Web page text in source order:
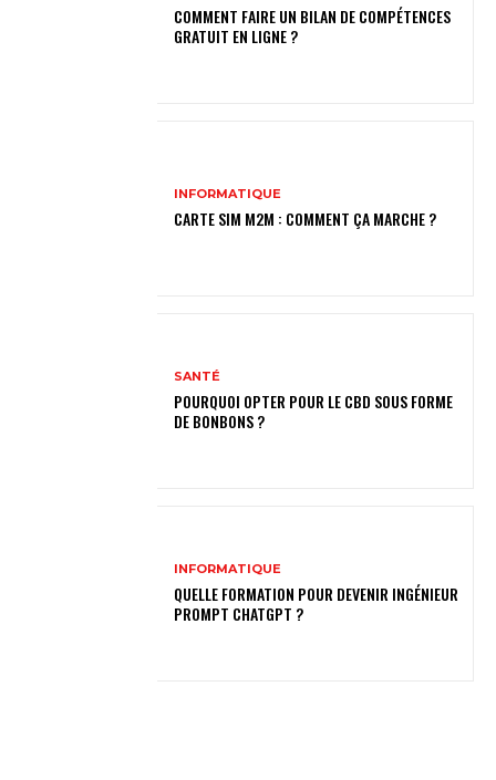
COMMENT FAIRE UN BILAN DE COMPÉTENCES
GRATUIT EN LIGNE ?
INFORMATIQUE
CARTE SIM M2M : COMMENT ÇA MARCHE ?
SANTÉ
POURQUOI OPTER POUR LE CBD SOUS FORME
DE BONBONS ?
INFORMATIQUE
QUELLE FORMATION POUR DEVENIR INGÉNIEUR
PROMPT CHATGPT ?